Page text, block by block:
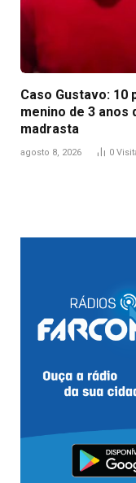
Caso Gustavo:
menino de 3 anos
madrasta
agosto 8, 2026 0